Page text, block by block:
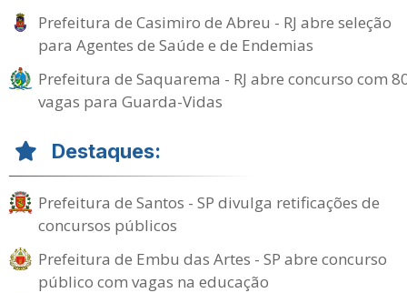
Prefeitura de Casimiro de Abreu - RJ abre seleção
para Agentes de Saúde e de Endemias
Prefeitura de Saquarema - RJ abre concurso com
vagas para Guarda-Vidas
Destaques:
Prefeitura de Santos - SP divulga retificações de
concursos públicos
Prefeitura de Embu das Artes - SP abre concurso
público com vagas na educação